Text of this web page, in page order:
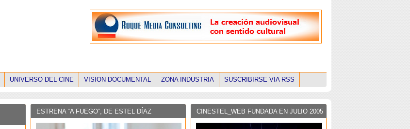
UNIVERSO DEL CINE VISION DOCUMENTAL ZONA INDUSTRIA SUSCRIBIRSE VIA RSS
CINESTEL_WEB FUNDADA EN JULIO 2005
ESTRENA “A FUEGO”, DE ESTEL DÍAZ